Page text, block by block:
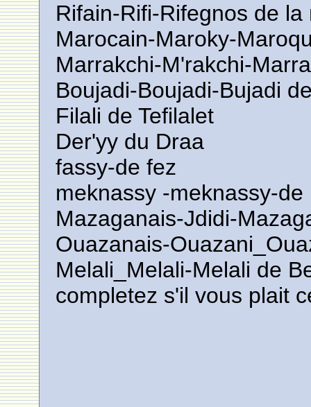
Rifain-Rifi-Rifegnos de
Marocain-Maroky-
Marrakchi-M'rakchi-
Boujadi-Boujadi-Bujadi
Filali de Tefilalet
Der'yy du Draa
fassy-de fez
meknassy -meknassy-de
Mazaganais-Jdidi-
Ouazanais-
Melali_Melali-Melali de
completez s'il vous plait